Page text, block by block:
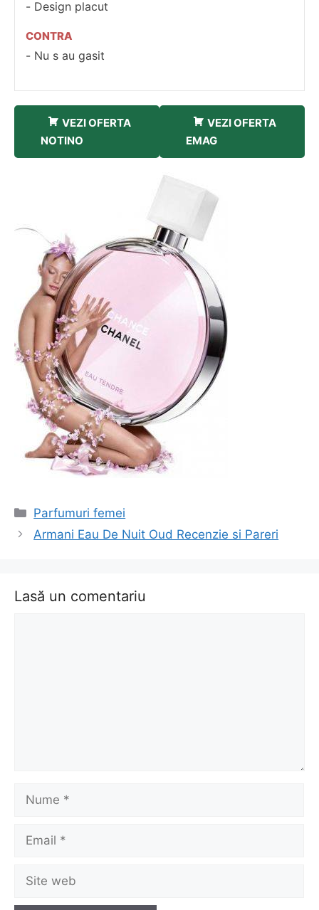
Design placut
CONTRA
Nu s au gasit
VEZI OFERTA
NOTINO
VEZI OFERTA
EMAG
Categorii
Parfumuri femei
Navigare
Armani Eau De Nuit Oud Recenzie si Pareri
Lasă un comentariu
web